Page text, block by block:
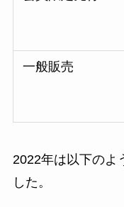
一般販売
2022年は以下のよ
した。